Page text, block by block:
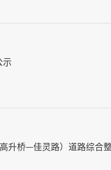
示
升桥—佳灵路）道路综合